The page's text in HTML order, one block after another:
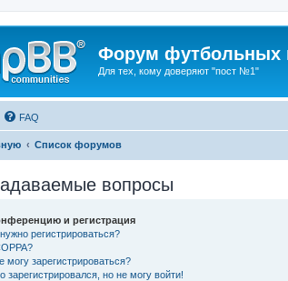
Форум футбольных
Для тех, кому доверяют "пост №1"
FAQ
Список форумов
вопросы
и регистрация
регистрироваться?
могу зарегистрироваться?
зарегистрировался, но не могу войти!